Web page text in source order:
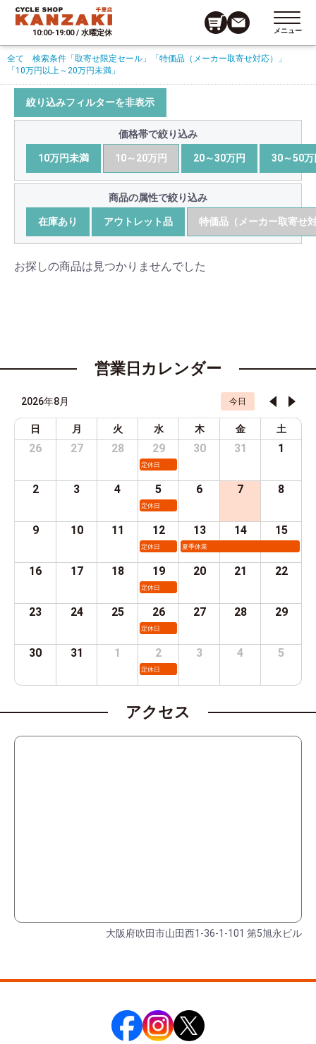
10:00-19:00 / 水曜定休 メニュー
全て 検索条件 「取寄せ限定セール」
「特価品（メーカー取寄せ対応）」
「10万円以上～20万円未満」
絞り込みフィルターを非表示
価格帯で絞り込み
10万円未満 10～20万円 20～30万円 30～50万
商品の属性で絞り込み
在庫あり アウトレット品 特価品（メーカー取寄せ
お探しの商品は見つかりませんでした
営業日カレンダー
2026年8月 今日
日 月 火 水 木 金 土
26 27 28 29
定休日
30 31 1
2 3 4 5
定休日
6 7 8
9 10 11 12
定休日
13
夏季休業
14 15
16 17 18 19
定休日
20 21 22
23 24 25 26
定休日
27 28 29
30 31 1 2
定休日
3 4 5
アクセス
大阪府吹田市山田西1-36-1-101 第5旭永ビル